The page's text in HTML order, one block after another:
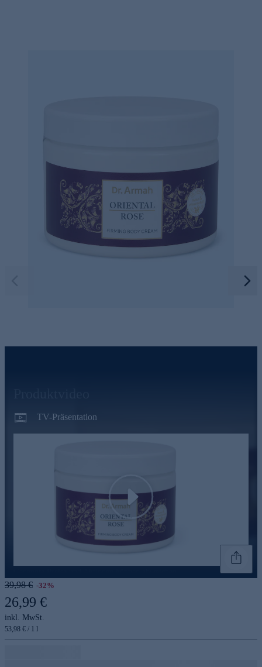
TV-Präsentation
Play
39,98 € -32%
26,99 €
inkl. MwSt.
53,98 € / 1 l